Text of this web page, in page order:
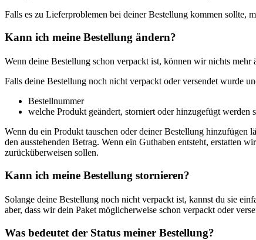
Falls es zu Lieferproblemen bei deiner Bestellung kommen sollte,
Kann ich meine Bestellung ändern?
Wenn deine Bestellung schon verpackt ist, können wir nichts
Falls deine Bestellung noch nicht verpackt oder versendet wurde
Bestellnummer
welche Produkt geändert, storniert oder hinzugefügt
Wenn du ein Produkt tauschen oder deiner Bestellung hinzufügen
den ausstehenden Betrag. Wenn ein Guthaben entsteht, erstatten
zurücküberweisen sollen.
Kann ich meine Bestellung stornieren?
Solange deine Bestellung noch nicht verpackt ist, kannst du sie
aber, dass wir dein Paket möglicherweise schon verpackt oder
Was bedeutet der Status meiner Bestellung?